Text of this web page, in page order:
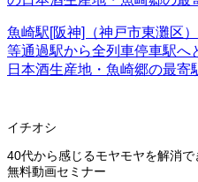
魚崎駅[阪神]（神戸市東灘区
等通過駅から全列車停車駅へ
日本酒生産地・魚崎郷の最寄
イチオシ
40代から感じるモヤモヤを解消で
無料動画セミナー